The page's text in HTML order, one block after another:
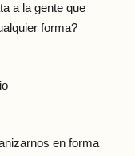
a la gente que
forma?
en forma